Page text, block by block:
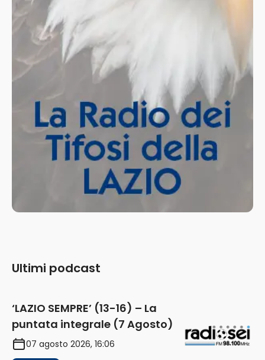
Ultimi podcast
‘LAZIO SEMPRE’ (13-16) – La
puntata integrale (7 Agosto)
07 agosto 2026, 16:06